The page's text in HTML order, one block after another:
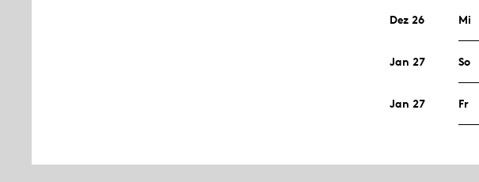
Dez 26 Mi
Jan 27 So
Jan 27 Fr